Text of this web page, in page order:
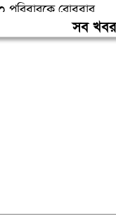
পরিবারকে রোববার
সব